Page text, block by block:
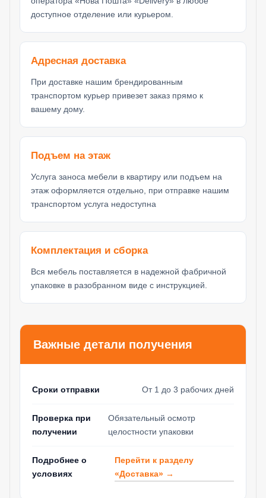
доступное отделение или курьером.
Адресная доставка
При доставке нашим брендированным
транспортом курьер привезет заказ прямо к
вашему дому.
Подъем на этаж
Услуга заноса мебели в квартиру или подъем на
этаж оформляется отдельно, при отправке нашим
транспортом услуга недоступна
Комплектация и сборка
Вся мебель поставляется в надежной фабричной
упаковке в разобранном виде с инструкцией.
Важные детали получения
Сроки отправки От 1 до 3 рабочих дней
Проверка при
получении
Обязательный осмотр
целостности упаковки
Подробнее о
условиях
Перейти к разделу
«Доставка» →